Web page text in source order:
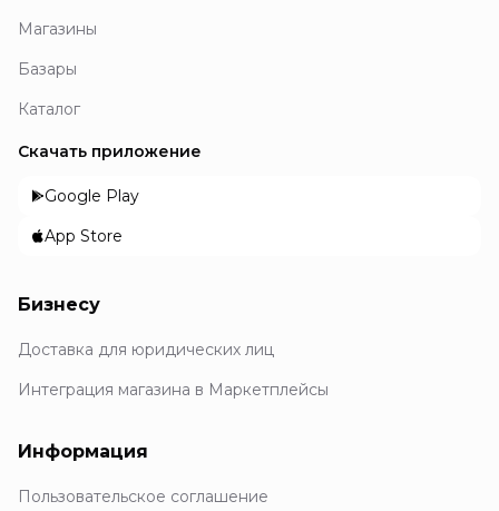
Магазины
Базары
Каталог
Скачать приложение
Google Play
App Store
Бизнесу
Доставка для юридических лиц
Интеграция магазина в Маркетплейсы
Информация
Пользовательское соглашение